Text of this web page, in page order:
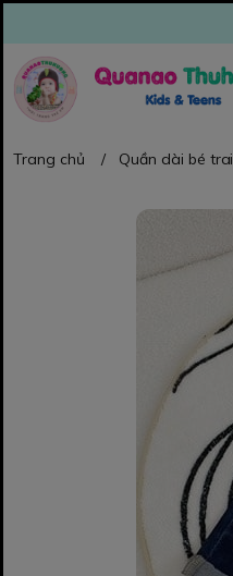
Trang chủ / Quần dài bé trai